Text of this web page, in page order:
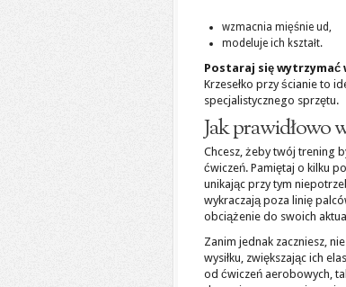
wzmacnia mięśnie ud,
modeluje ich kształt.
Postaraj się wytrzymać
Krzesełko przy ścianie to
specjalistycznego sprzętu.
Jak prawidłowo
Chcesz, żeby twój trening
ćwiczeń. Pamiętaj o kilku
unikając przy tym
wykraczają poza linię
obciążenie do swoich
Zanim jednak zaczniesz,
wysiłku, zwiększając ich
od ćwiczeń aerobowych,